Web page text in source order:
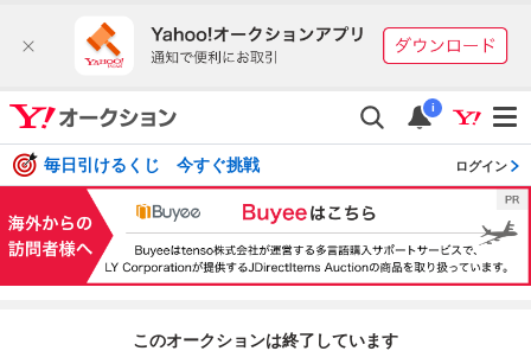
i
毎日引けるくじ 今すぐ挑戦 ログイン
このオークションは終了しています